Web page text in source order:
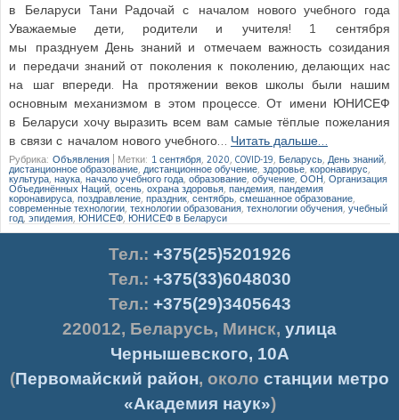
в Беларуси Тани Радочай с началом нового учебного года
Уважаемые дети, родители и учителя! 1 сентября
мы празднуем День знаний и отмечаем важность созидания
и передачи знаний от поколения к поколению, делающих нас
на шаг впереди. На протяжении веков школы были нашим
основным механизмом в этом процессе. От имени ЮНИСЕФ
в Беларуси хочу выразить всем вам самые тёплые пожелания
в связи с началом нового учебного… Читать дальше…
Рубрика: Объявления Метки: 1 сентября 2020 COVID-19 Беларусь День знаний
дистанционное образование дистанционное обучение здоровье,коронавирус
культура наука начало учебного года образование обучение ООН Организация
Объединённых Наций осень охрана здоровья пандемия пандемия
коронавируса поздравление, праздник ,сентябрь смешанное образование
современные технологии технологии образования технологии обучения учебный
год,эпидемия ЮНИСЕФ, ЮНИСЕФ в Беларуси
Тел.: +375(25)5201926
Тел.: +375(33)6048030
Тел.: +375(29)3405643
220012, Беларусь, Минск, улица
Чернышевского, 10А
(Первомайский район, около станции метро
«Академия наук»)